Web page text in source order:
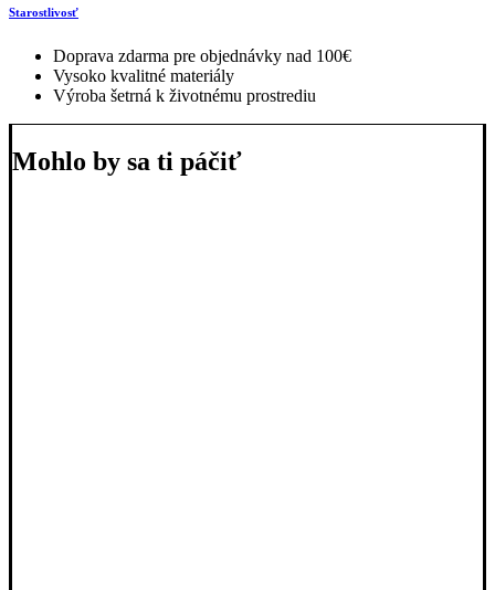
Starostlivosť
Doprava zdarma pre objednávky nad 100€
Vysoko kvalitné materiály
Výroba šetrná k životnému prostrediu
Mohlo by sa ti páčiť